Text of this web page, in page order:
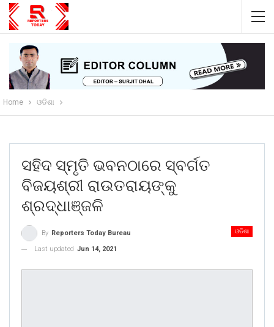
Home ଓଡିଶା
ସହିଦ ସ୍ମୃତି ଭବନଠାରେ ସ୍ବର୍ଗତ
ବିଜୟଶ୍ରୀ ରାଉତରାୟଙ୍କୁ
ଶ୍ରଦ୍ଧାଞ୍ଜଳି
ଓଡିଶା
By Reporters Today Bureau
Last updated Jun 14, 2021